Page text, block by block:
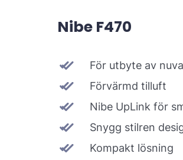
Nibe F470
För utbyte av
Förvärmd tilluft
Nibe UpLink för
Snygg stilren
Kompakt lösning